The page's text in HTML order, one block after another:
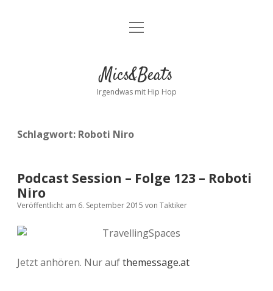
Kontakt
facebookinstagram
bandcamp
spotify
Menü
Mics&Beats
Irgendwas mit Hip Hop
Schlagwort: Roboti Niro
Podcast Session – Folge 123 – Roboti
Niro
Veröffentlicht am 6. September 2015 von Taktiker
Jetzt anhören. Nur aufthemessage.at